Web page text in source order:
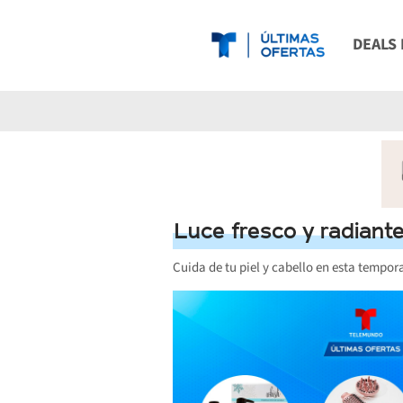
GUIA
Luce fresco y
Cuida de tu piel y cabello en esta